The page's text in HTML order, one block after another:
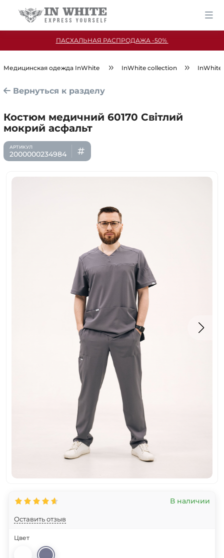
ПАСХАЛЬНАЯ РАСПРОДАЖА -50%
Медицинская одежда InWhite InWhite collection InWhite
Вернуться к разделу
Костюм медичний 60170 Світлий
мокрий асфальт
2000000234984
Оставить отзыв
В наличии
Цвет